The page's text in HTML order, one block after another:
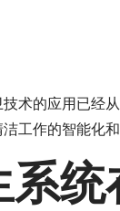
术的应用已经
工作的智能化和